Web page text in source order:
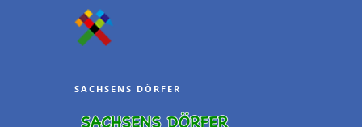
SACHSENS DÖRFER